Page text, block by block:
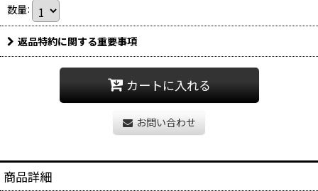
数量:
返品特約に関する重要事項
カートに入れる
お問い合わせ
商品詳細